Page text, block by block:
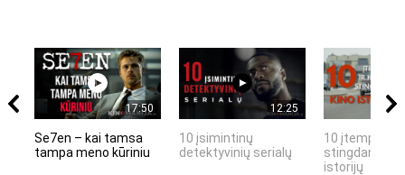
17:50
Se7en – kai tamsa
tampa meno kūriniu
12:25
10 įsimintinų
detektyvinių serialų
10 įtemptų,
stingdančių
istorijų